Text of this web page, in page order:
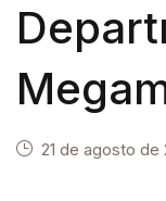
21 de agosto de